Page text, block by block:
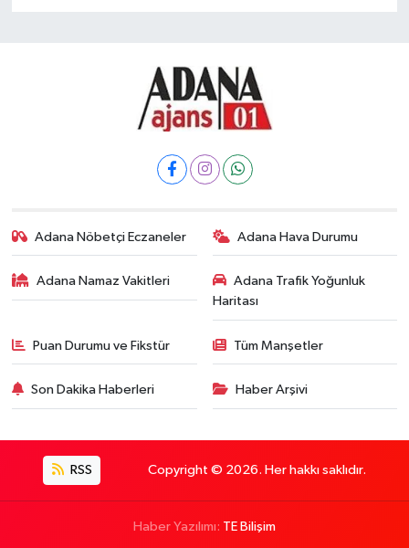
Adana Nöbetçi Eczaneler Adana Hava Durumu
Adana Namaz Vakitleri
Adana Trafik Yoğunluk
Haritası
Puan Durumu ve Fikstür Tüm Manşetler
Son Dakika Haberleri Haber Arşivi
RSS Copyright © 2026. Her hakkı saklıdır.
Haber Yazılımı: TE Bilişim